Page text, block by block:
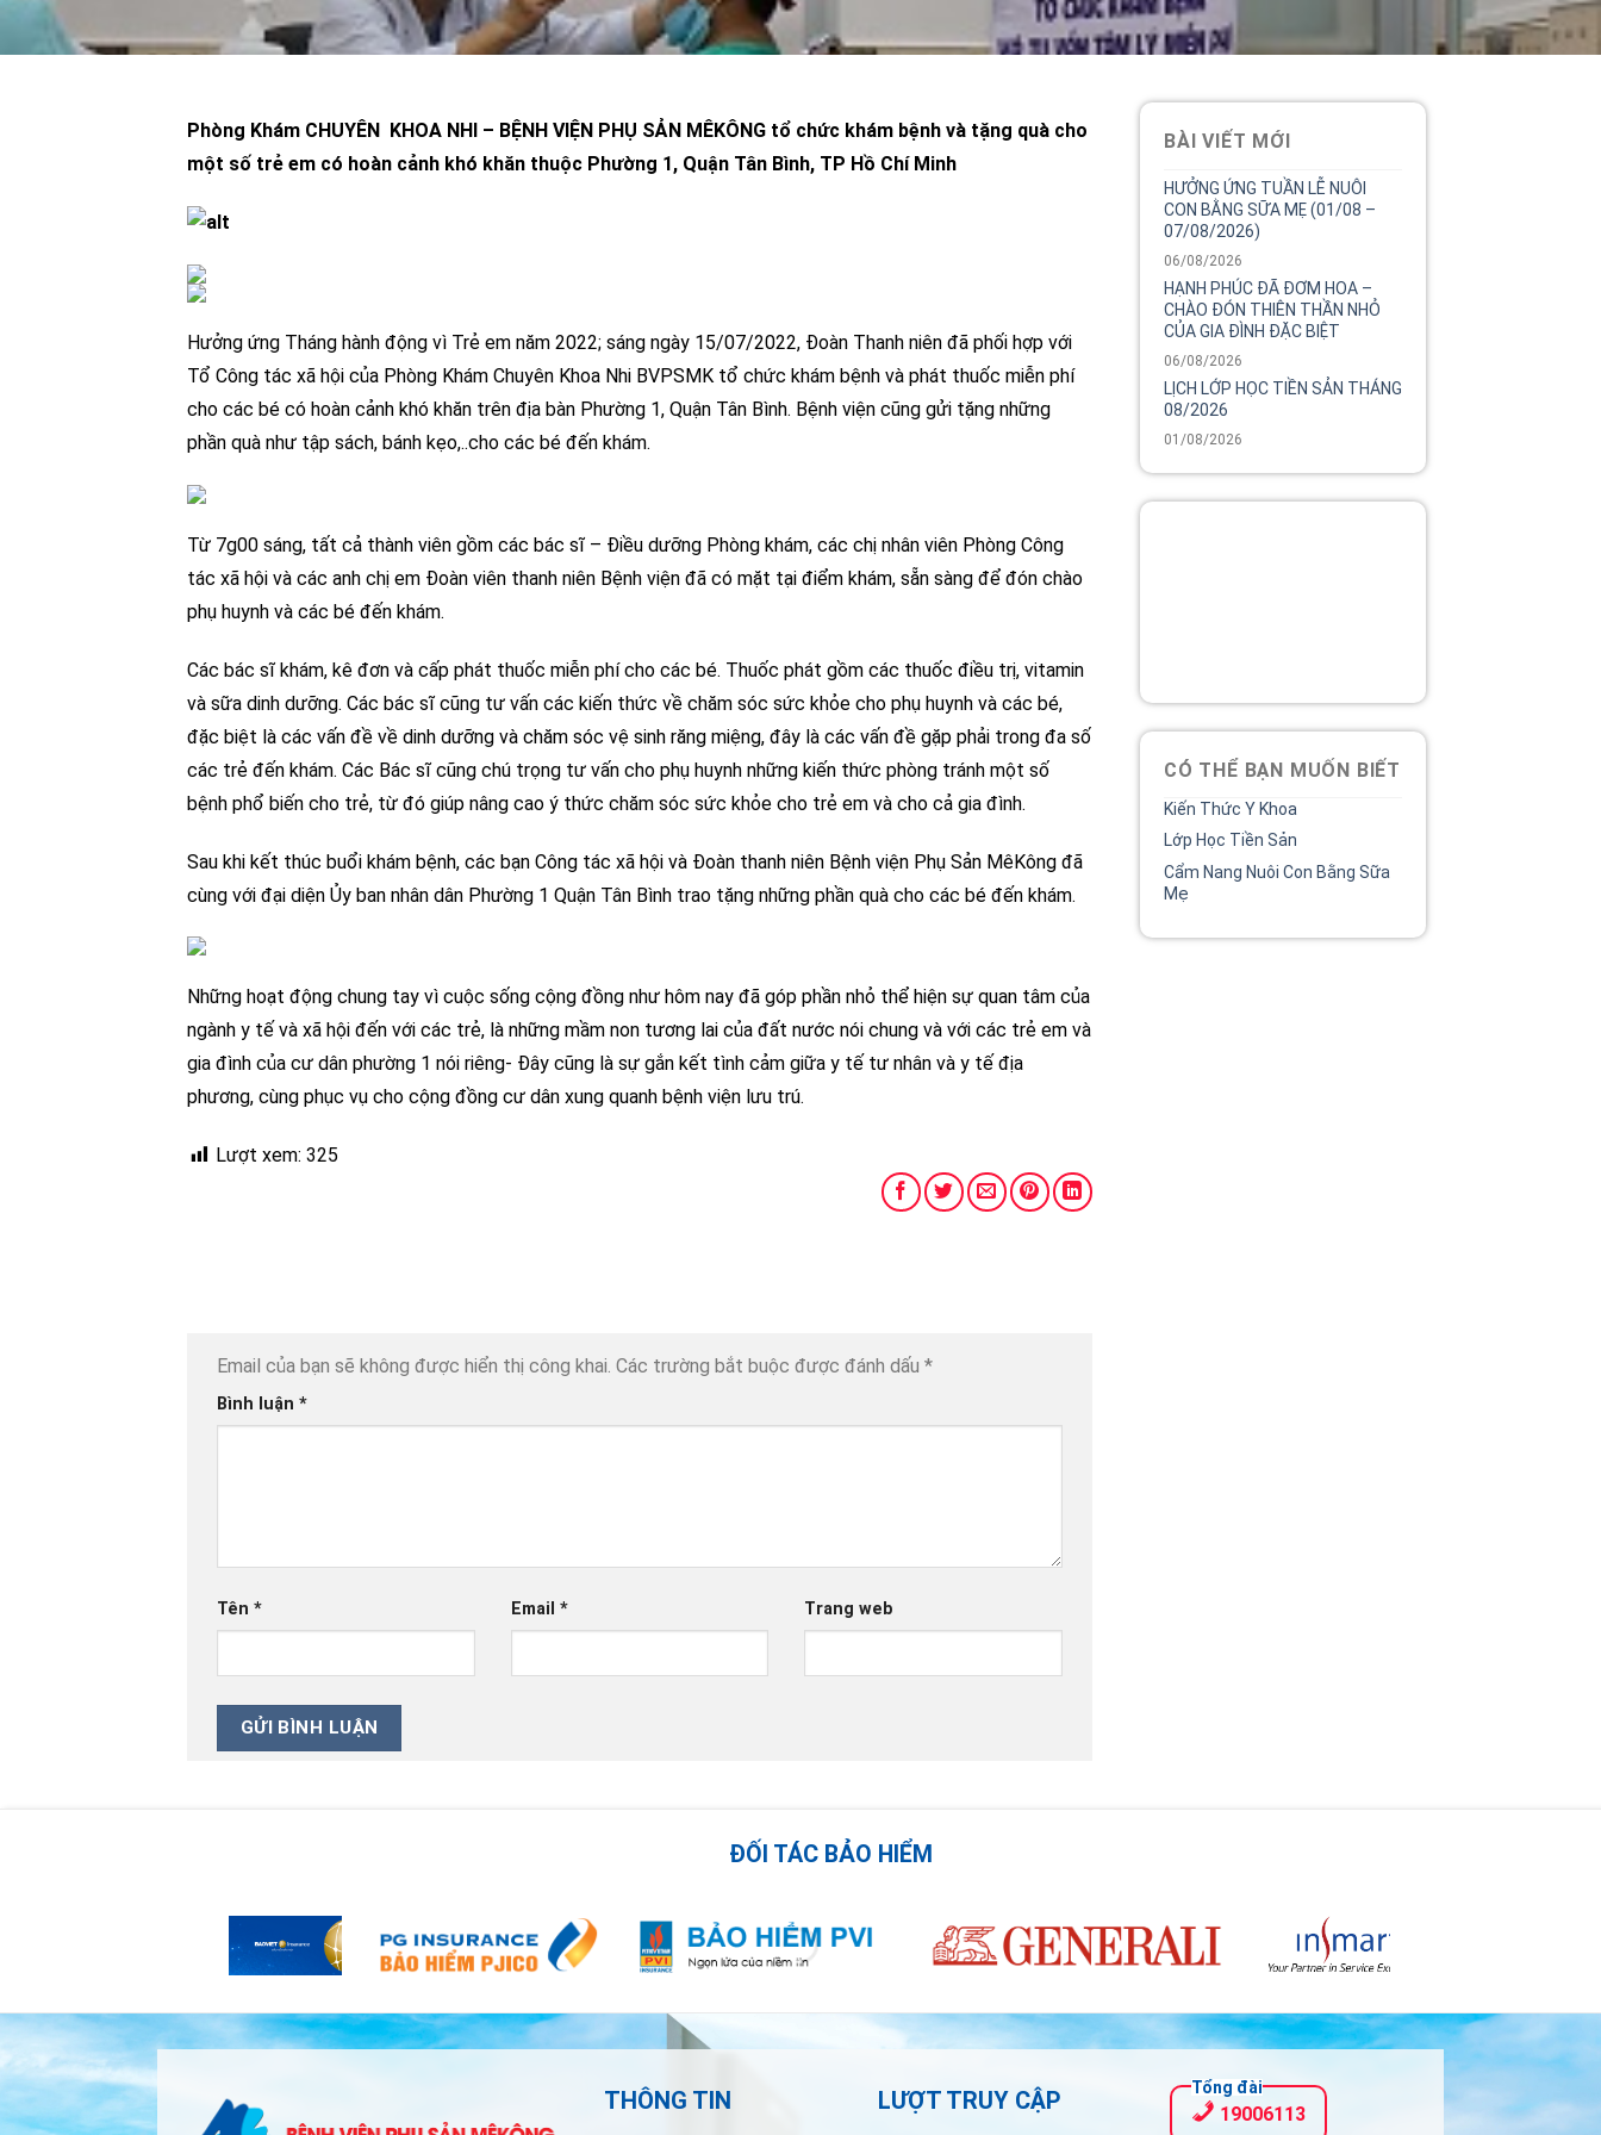
Phòng Khám CHUYÊN KHOA NHI – BỆNH VIỆN PHỤ SẢN MÊKÔNG tổ chức khám bệnh và tặng quà cho
một số trẻ em có hoàn cảnh khó khăn thuộc Phường 1, Quận Tân Bình, TP Hồ Chí Minh
Hưởng ứng Tháng hành động vì Trẻ em năm 2022; sáng ngày 15/07/2022, Đoàn Thanh niên đã phối hợp với
Tổ Công tác xã hội của Phòng Khám Chuyên Khoa Nhi BVPSMK tổ chức khám bệnh và phát thuốc miễn phí
cho các bé có hoàn cảnh khó khăn trên địa bàn Phường 1, Quận Tân Bình. Bệnh viện cũng gửi tặng những
phần quà như tập sách, bánh kẹo,..cho các bé đến khám.
Từ 7g00 sáng, tất cả thành viên gồm các bác sĩ – Điều dưỡng Phòng khám, các chị nhân viên Phòng Công
tác xã hội và các anh chị em Đoàn viên thanh niên Bệnh viện đã có mặt tại điểm khám, sẵn sàng để đón chào
phụ huynh và các bé đến khám.
Các bác sĩ khám, kê đơn và cấp phát thuốc miễn phí cho các bé. Thuốc phát gồm các thuốc điều trị, vitamin
và sữa dinh dưỡng. Các bác sĩ cũng tư vấn các kiến thức về chăm sóc sức khỏe cho phụ huynh và các bé,
đặc biệt là các vấn đề về dinh dưỡng và chăm sóc vệ sinh răng miệng, đây là các vấn đề gặp phải trong đa số
các trẻ đến khám. Các Bác sĩ cũng chú trọng tư vấn cho phụ huynh những kiến thức phòng tránh một số
bệnh phổ biến cho trẻ, từ đó giúp nâng cao ý thức chăm sóc sức khỏe cho trẻ em và cho cả gia đình.
Sau khi kết thúc buổi khám bệnh, các bạn Công tác xã hội và Đoàn thanh niên Bệnh viện Phụ Sản MêKông đã
cùng với đại diện Ủy ban nhân dân Phường 1 Quận Tân Bình trao tặng những phần quà cho các bé đến khám.
Những hoạt động chung tay vì cuộc sống cộng đồng như hôm nay đã góp phần nhỏ thể hiện sự quan tâm của
ngành y tế và xã hội đến với các trẻ, là những mầm non tương lai của đất nước nói chung và với các trẻ em và
gia đình của cư dân phường 1 nói riêng- Đây cũng là sự gắn kết tình cảm giữa y tế tư nhân và y tế địa
phương, cùng phục vụ cho cộng đồng cư dân xung quanh bệnh viện lưu trú.
Lượt xem: 325
Email của bạn sẽ không được hiển thị công khai. Các trường bắt buộc được đánh dấu *
Bình luận *
Tên * Email * Trang web
BÀI VIẾT MỚI
HƯỞNG ỨNG TUẦN LỄ NUÔI
CON BẰNG SỮA MẸ (01/08 –
07/08/2026)
06/08/2026
HẠNH PHÚC ĐÃ ĐƠM HOA –
CHÀO ĐÓN THIÊN THẦN NHỎ
CỦA GIA ĐÌNH ĐẶC BIỆT
06/08/2026
LỊCH LỚP HỌC TIỀN SẢN THÁNG
08/2026
01/08/2026
CÓ THỂ BẠN MUỐN BIẾT
Kiến Thức Y Khoa
Lớp Học Tiền Sản
Cẩm Nang Nuôi Con Bằng Sữa
Mẹ
ĐỐI TÁC BẢO HIỂM
THÔNG TIN LƯỢT TRUY CẬP Tổng đài
19006113